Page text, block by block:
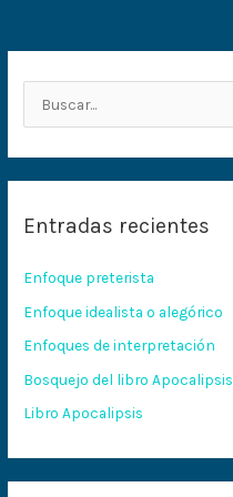
a
p
o
r
:
Entradas recientes
Enfoque preterista
Enfoque idealista o alegórico
Enfoques de interpretación
Bosquejo del libro Apocalipsis
Libro Apocalipsis